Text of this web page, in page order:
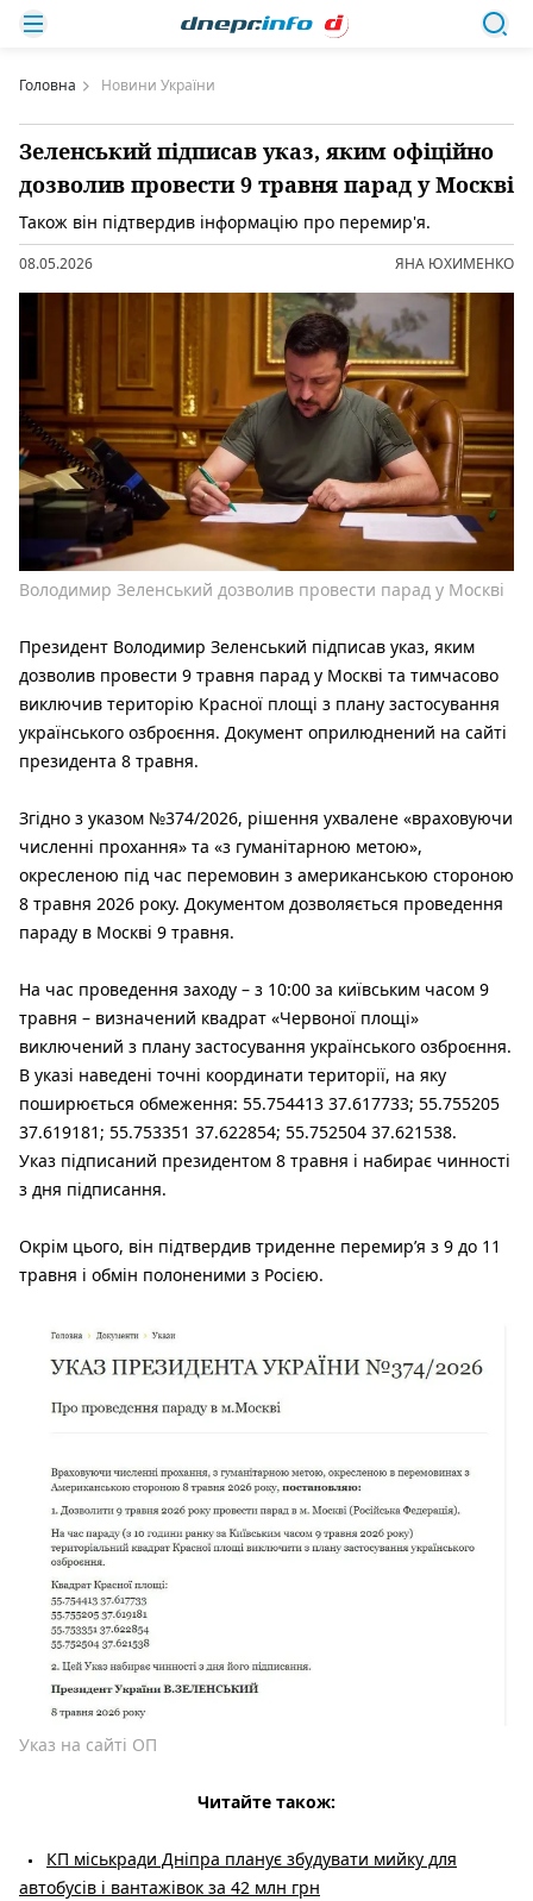
Головна Новини України
Зеленський підписав указ, яким офіційно
дозволив провести 9 травня парад у Москві
Також він підтвердив інформацію про перемир'я.
08.05.2026 ЯНА ЮХИМЕНКО
Володимир Зеленський дозволив провести парад у Москві
Президент Володимир Зеленський підписав указ, яким
дозволив провести 9 травня парад у Москві та тимчасово
виключив територію Красної площі з плану застосування
українського озброєння. Документ оприлюднений на сайті
президента 8 травня.
Згідно з указом №374/2026, рішення ухвалене «враховуючи
численні прохання» та «з гуманітарною метою»,
окресленою під час перемовин з американською стороною
8 травня 2026 року. Документом дозволяється проведення
параду в Москві 9 травня.
На час проведення заходу – з 10:00 за київським часом 9
травня – визначений квадрат «Червоної площі»
виключений з плану застосування українського озброєння.
В указі наведені точні координати території, на яку
поширюється обмеження: 55.754413 37.617733; 55.755205
37.619181; 55.753351 37.622854; 55.752504 37.621538.
Указ підписаний президентом 8 травня і набирає чинності
з дня підписання.
Окрім цього, він підтвердив триденне перемир’я з 9 до 11
травня і обмін полоненими з Росією.
Указ на сайті ОП
Читайте також:
КП міськради Дніпра планує збудувати мийку для
автобусів і вантажівок за 42 млн грн